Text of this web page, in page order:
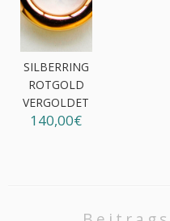
SILBERRING
ROTGOLD
VERGOLDET
140,00€